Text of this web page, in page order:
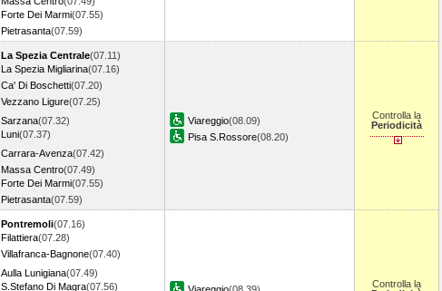
Forte Dei Marmi(07.55)
Pietrasanta(07.59)
La Spezia Centrale(07.11)
La Spezia Migliarina(07.16)
Ca' Di Boschetti(07.20)
Vezzano Ligure(07.25)
Sarzana(07.32)
Luni(07.37)
Carrara-Avenza(07.42)
Massa Centro(07.49)
Forte Dei Marmi(07.55)
Pietrasanta(07.59)
Viareggio(08.09)
Pisa S.Rossore(08.20)
Controlla la
Periodicità
Pontremoli(07.16)
Filattiera(07.28)
Villafranca-Bagnone(07.40)
Aulla Lunigiana(07.49)
S.Stefano Di Magra(07.56)
Controlla la